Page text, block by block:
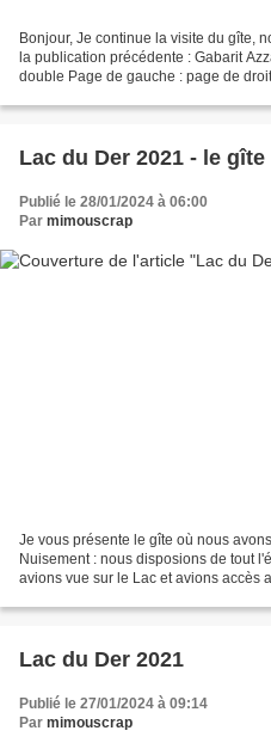
Bonjour, Je continue la visite du gîte,
la publication précédente : Gabarit
double Page de gauche : page de
Lac du Der 2021 - le gîte
Publié le 28/01/2024 à 06:00
Par mimouscrap
Je vous présente le gîte où nous
Nuisement : nous disposions de tout
avions vue sur le Lac et avions accès
Lac du Der 2021
Publié le 27/01/2024 à 09:14
Par mimouscrap